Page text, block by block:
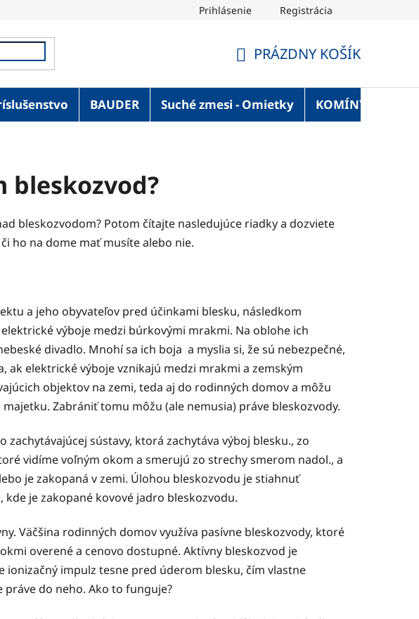
údajov Strechaonline.sk - informácie z prvej ruky
Prihlásenie Registrácia
KOŠÍK
PRÁZDNY KOŠÍK
BAUDER Suché zmesi - Omietky KOMÍNY
bleskozvod?
bleskozvodom? Potom čítajte nasledujúce riadky a dozviete
ho na dome mať musíte alebo nie.
a jeho obyvateľov pred účinkami blesku, následkom
výboje medzi búrkovými mrakmi. Na oblohe ich
divadlo. Mnohí sa ich boja a myslia si, že sú nebezpečné,
ak elektrické výboje vznikajú medzi mrakmi a zemským
objektov na zemi, teda aj do rodinných domov a môžu
Zabrániť tomu môžu (ale nemusia) práve bleskozvody.
zachytávajúcej sústavy, ktorá zachytáva výboj blesku., zo
vidíme voľným okom a smerujú zo strechy smerom nadol., a
je zakopaná v zemi. Úlohou bleskozvodu je stiahnuť
je zakopané kovové jadro bleskozvodu.
Väčšina rodinných domov využíva pasívne bleskozvody, ktoré
overené a cenovo dostupné. Aktívny bleskozvod je
impulz tesne pred úderom blesku, čím vlastne
do neho. Ako to funguje?